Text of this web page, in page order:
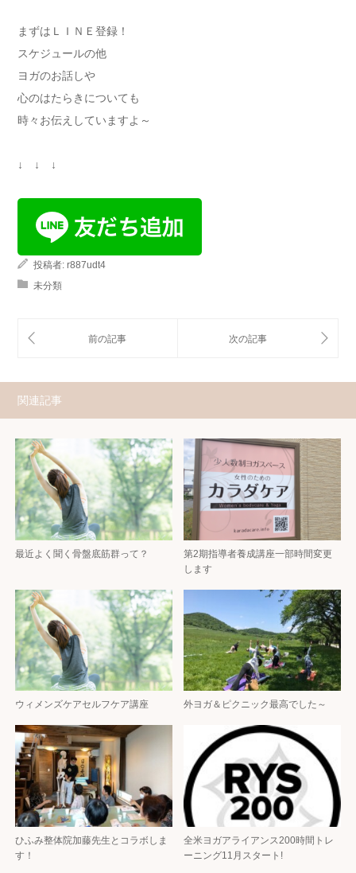
まずはＬＩＮＥ登録！
スケジュールの他
ヨガのお話しや
心のはたらきについても
時々お伝えしていますよ～
↓ ↓ ↓
投稿者: r887udt4
未分類
関連記事
最近よく聞く骨盤底筋群って？
第2期指導者養成講座一部時間変更
します
ウィメンズケアセルフケア講座 外ヨガ＆ピクニック最高でした～
ひふみ整体院加藤先生とコラボしま
す！
全米ヨガアライアンス200時間トレ
ーニング11月スタート!